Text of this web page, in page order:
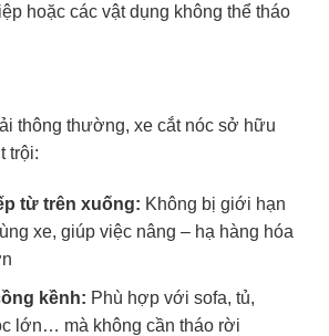
hoặc các vật dụng không thể tháo
thông thường, xe cắt nóc sở hữu
trội:
từ trên xuống: Không bị giới hạn
xe, giúp việc nâng – hạ hàng hóa
kềnh: Phù hợp với sofa, tủ,
lớn… mà không cần tháo rời